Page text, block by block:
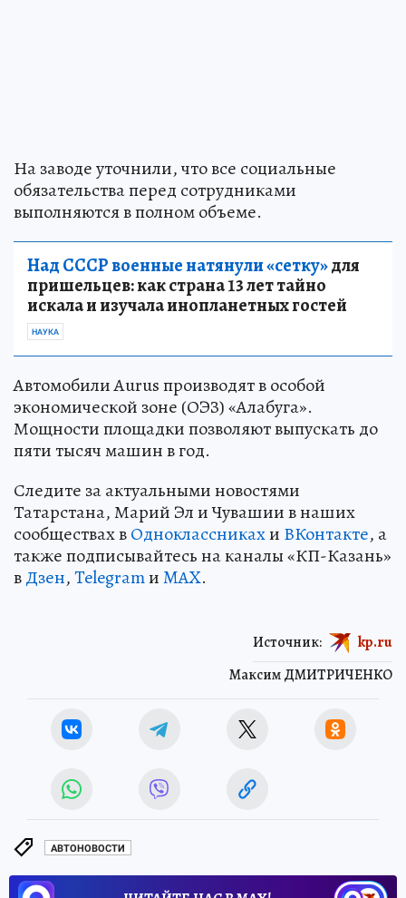
На заводе уточнили, что все социальные
обязательства перед сотрудниками
выполняются в полном объеме.
Над СССР военные натянули «сетку»для
пришельцев: как страна 13 лет тайно
искала и изучала инопланетных гостей
НАУКА
Автомобили Aurus производят в особой
экономической зоне (ОЭЗ) «Алабуга».
Мощности площадки позволяют выпускать до
пяти тысяч машин в год.
Следите за актуальными новостями
Татарстана, Марий Эл и Чувашии в наших
сообществах вОдноклассникахи ВКонтакте, а
также подписывайтесь на каналы «КП-Казань»
вДзен,TelegramиMAX.
Максим ДМИТРИЧЕНКО
Источник: kp.ru
АВТОНОВОСТИ